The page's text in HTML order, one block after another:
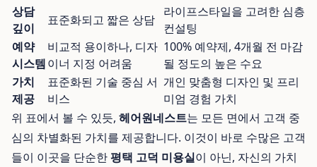
상담
깊이
표준화되고 짧은 상담
라이프스타일을 고려한 심층
컨설팅
예약
시스템
비교적 용이하나, 디자
이너 지정 어려움
100% 예약제, 4개월 전 마감
될 정도의 높은 수요
가치
제공
표준화된 기술 중심 서
비스
개인 맞춤형 디자인 및 프리
미엄 경험 가치
위 표에서 볼 수 있듯, 헤어원네스트는 모든 면에서 고객 중
심의 차별화된 가치를 제공합니다. 이것이 바로 수많은 고객
들이 이곳을 단순한평택 고덕 미용실이 아닌, 자신의 가치